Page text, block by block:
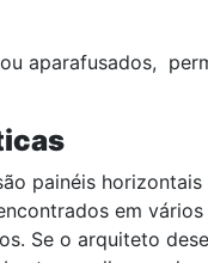
aparafusados,
painéis
em
Se o arquiteto